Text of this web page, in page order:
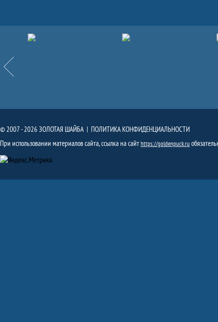
Назад
Партнёры
© 2007 - 2026 ЗОЛОТАЯ ШАЙБА | ПОЛИТИКА КОНФИДЕНЦИАЛЬНОСТИ
При использовании материалов сайта, ссылка на сайтhttps://goldenpuck.ru